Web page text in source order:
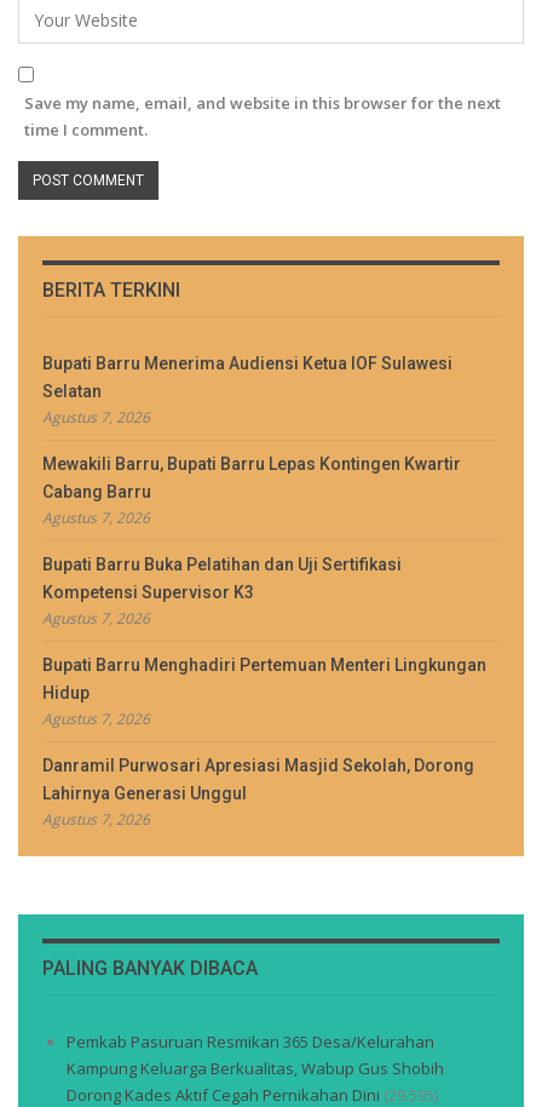
Save my name, email, and website in this browser for the next
time I comment.
BERITA TERKINI
Bupati Barru Menerima Audiensi Ketua IOF Sulawesi
Selatan
Agustus 7, 2026
Mewakili Barru, Bupati Barru Lepas Kontingen Kwartir
Cabang Barru
Agustus 7, 2026
Bupati Barru Buka Pelatihan dan Uji Sertifikasi
Kompetensi Supervisor K3
Agustus 7, 2026
Bupati Barru Menghadiri Pertemuan Menteri Lingkungan
Hidup
Agustus 7, 2026
Danramil Purwosari Apresiasi Masjid Sekolah, Dorong
Lahirnya Generasi Unggul
Agustus 7, 2026
PALING BANYAK DIBACA
Pemkab Pasuruan Resmikan 365 Desa/Kelurahan
Kampung Keluarga Berkualitas, Wabup Gus Shobih
Dorong Kades Aktif Cegah Pernikahan Dini (29.595)